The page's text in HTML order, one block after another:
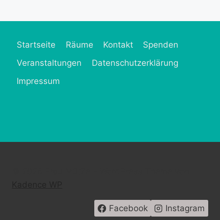
Startseite Räume Kontakt
Spenden
Veranstaltungen
Datenschutzerklärung
Impressum
Facebook Instagram